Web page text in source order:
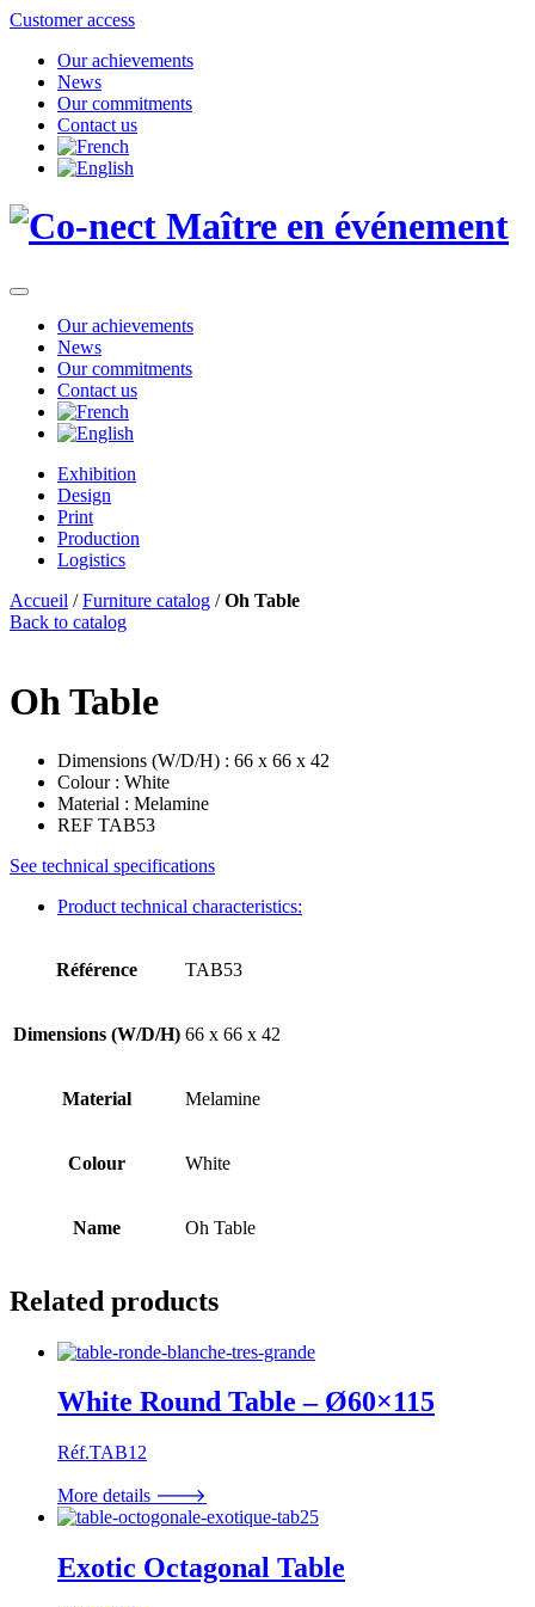
Customer access
Our achievements
News
Our commitments
Contact us
Our achievements
News
Our commitments
Contact us
Exhibition
Design
Print
Production
Logistics
Accueil /Furniture catalog /Oh Table
Back to catalog
Oh Table
Dimensions (W/D/H) : 66 x 66 x 42
Colour : White
Material : Melamine
REF TAB53
See technical specifications
Product technical characteristics:
Référence TAB53
Dimensions (W/D/H) 66 x 66 x 42
Material Melamine
Colour White
Name Oh Table
Related products
White Round Table – Ø60×115
Réf.TAB12
More details 🡒
Exotic Octagonal Table